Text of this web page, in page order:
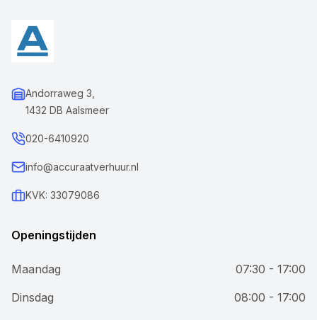
Andorraweg 3,
1432 DB Aalsmeer
020-6410920
info@accuraatverhuur.nl
KVK: 33079086
Openingstijden
Maandag
07:30 - 17:00
Dinsdag
08:00 - 17:00